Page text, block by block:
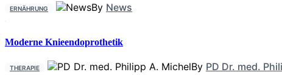
ERNÄHRUNG By News
Moderne Knieendoprothetik
THERAPIE By PD Dr. med.